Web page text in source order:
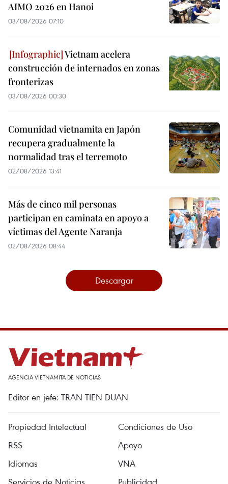
AIMO 2026 en Hanoi
03/08/2026 07:10
Vietnam acelera
construcción de internados en zonas
fronterizas
03/08/2026 00:30
Comunidad vietnamita en Japón
recupera gradualmente la
normalidad tras el terremoto
02/08/2026 13:41
Más de cinco mil personas
participan en caminata en apoyo a
víctimas del Agente Naranja
02/08/2026 08:44
Descargar
AGENCIA VIETNAMITA DE NOTICIAS
Editor en jefe: TRAN TIEN DUAN
Propiedad Intelectual
Condiciones de Uso
RSS
Apoyo
Idiomas
VNA